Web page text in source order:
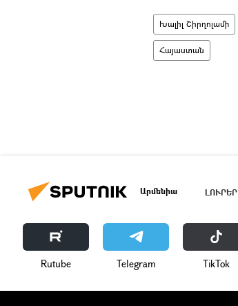
Խալիլ Շիրղոլամի
Հայաստան
Արմենիա ԼՈՒՐԵՐ
Rutube Telegram ТikТоk